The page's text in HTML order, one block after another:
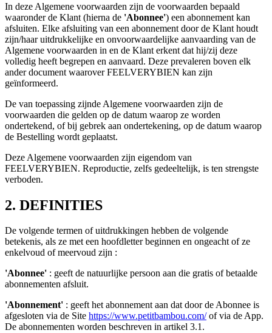
In deze Algemene voorwaarden zijn de voorwaarden bepaald
waaronder de Klant (hierna de 'Abonnee') een abonnement kan
afsluiten. Elke afsluiting van een abonnement door de Klant houdt
zijn/haar uitdrukkelijke en onvoorwaardelijke aanvaarding van de
Algemene voorwaarden in en de Klant erkent dat hij/zij deze
volledig heeft begrepen en aanvaard. Deze prevaleren boven elk
ander document waarover FEELVERYBIEN kan zijn
geïnformeerd.
De van toepassing zijnde Algemene voorwaarden zijn de
voorwaarden die gelden op de datum waarop ze worden
ondertekend, of bij gebrek aan ondertekening, op de datum waarop
de Bestelling wordt geplaatst.
Deze Algemene voorwaarden zijn eigendom van
FEELVERYBIEN. Reproductie, zelfs gedeeltelijk, is ten strengste
verboden.
2. DEFINITIES
De volgende termen of uitdrukkingen hebben de volgende
betekenis, als ze met een hoofdletter beginnen en ongeacht of ze
enkelvoud of meervoud zijn :
'Abonnee' : geeft de natuurlijke persoon aan die gratis of betaalde
abonnementen afsluit.
'Abonnement' : geeft het abonnement aan dat door de Abonnee is
afgesloten via de Site https://www.petitbambou.com/of via de App.
De abonnementen worden beschreven in artikel 3.1.